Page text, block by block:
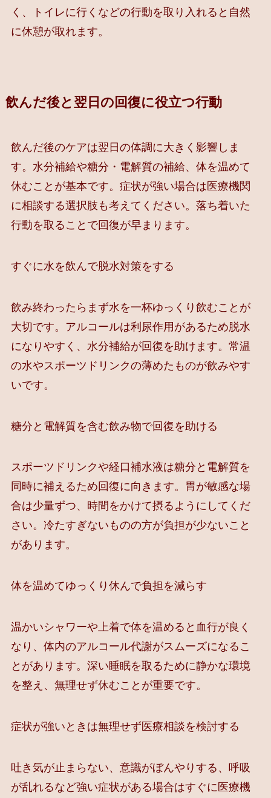
く、トイレに行くなどの行動を取り入れると自然
に休憩が取れます。
飲んだ後と翌日の回復に役立つ行動
飲んだ後のケアは翌日の体調に大きく影響しま
す。水分補給や糖分・電解質の補給、体を温めて
休むことが基本です。症状が強い場合は医療機関
に相談する選択肢も考えてください。落ち着いた
行動を取ることで回復が早まります。
すぐに水を飲んで脱水対策をする
飲み終わったらまず水を一杯ゆっくり飲むことが
大切です。アルコールは利尿作用があるため脱水
になりやすく、水分補給が回復を助けます。常温
の水やスポーツドリンクの薄めたものが飲みやす
いです。
糖分と電解質を含む飲み物で回復を助ける
スポーツドリンクや経口補水液は糖分と電解質を
同時に補えるため回復に向きます。胃が敏感な場
合は少量ずつ、時間をかけて摂るようにしてくだ
さい。冷たすぎないものの方が負担が少ないこと
があります。
体を温めてゆっくり休んで負担を減らす
温かいシャワーや上着で体を温めると血行が良く
なり、体内のアルコール代謝がスムーズになるこ
とがあります。深い睡眠を取るために静かな環境
を整え、無理せず休むことが重要です。
症状が強いときは無理せず医療相談を検討する
吐き気が止まらない、意識がぼんやりする、呼吸
が乱れるなど強い症状がある場合はすぐに医療機